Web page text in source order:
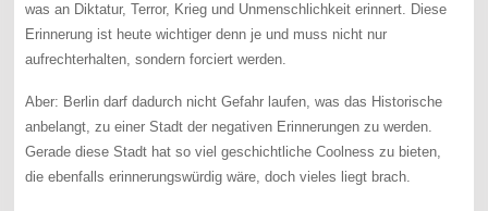
was an Diktatur, Terror, Krieg und Unmenschlichkeit erinnert. Diese
Erinnerung ist heute wichtiger denn je und muss nicht nur
aufrechterhalten, sondern forciert werden.
Aber: Berlin darf dadurch nicht Gefahr laufen, was das Historische
anbelangt, zu einer Stadt der negativen Erinnerungen zu werden.
Gerade diese Stadt hat so viel geschichtliche Coolness zu bieten,
die ebenfalls erinnerungswürdig wäre, doch vieles liegt brach.